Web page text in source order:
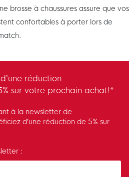
brosse à chaussures assure que vos
confortables à porter lors de
réduction
sur votre prochain achat!*
à la newsletter de
d’une réduction de 5% sur
the privacy policy to subscribe to
: